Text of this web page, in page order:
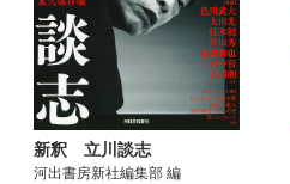
新釈 立川談志
河出書房新社編集部 編